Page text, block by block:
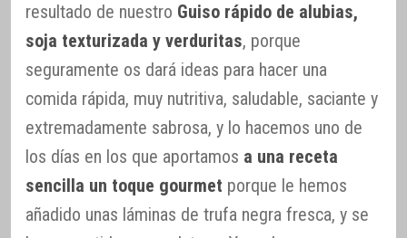
resultado de nuestro Guiso rápido de alubias,
soja texturizada y verduritas, porque
seguramente os dará ideas para hacer una
comida rápida, muy nutritiva, saludable, saciante y
extremadamente sabrosa, y lo hacemos uno de
los días en los que aportamos a una receta
sencilla un toque gourmet porque le hemos
añadido unas láminas de trufa negra fresca, y se